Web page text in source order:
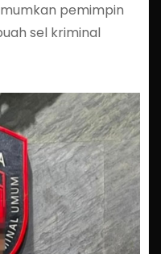
pemimpin
sel kriminal